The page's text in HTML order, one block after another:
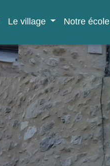
Le village Notre école